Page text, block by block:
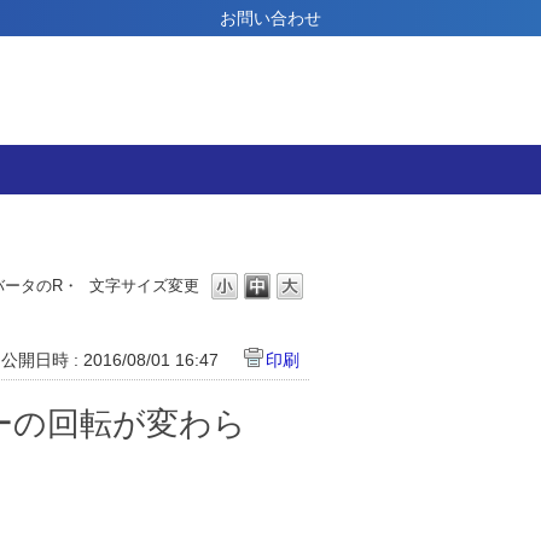
お問い合わせ
文字サイズ変更
タのR・
公開日時 : 2016/08/01 16:47 印刷
回転が変わら